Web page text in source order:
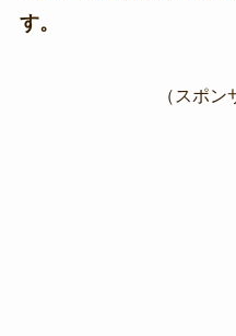
す。
（スポン